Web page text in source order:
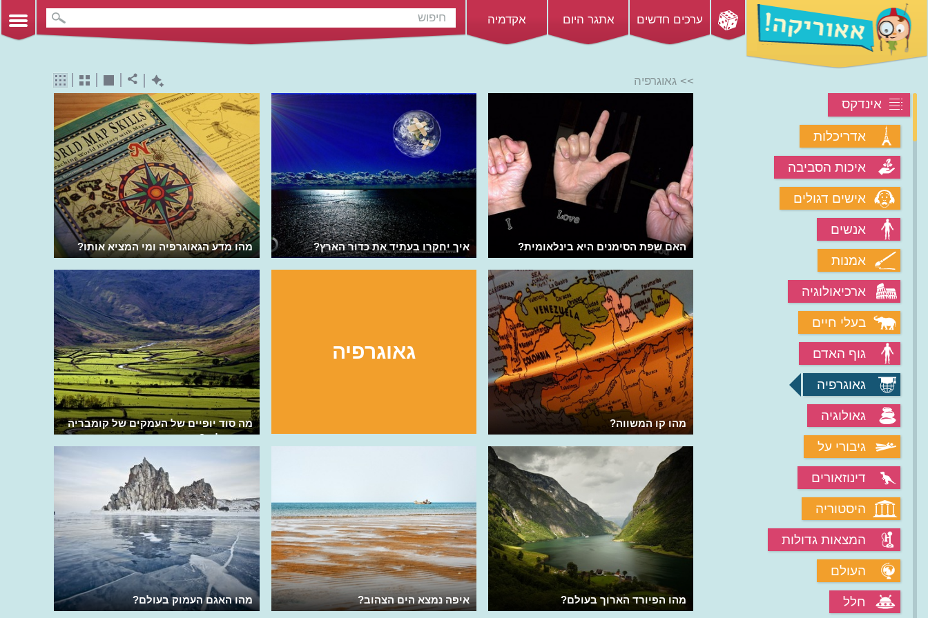
ערכים חדשים אתגר היום אקדמיה
אינדקס
אדריכלות
איכות הסביבה
אישים דגולים
אנשים
אמנות
ארכיאולוגיה
בעלי חיים
גוף האדם
גאוגרפיה
גאולוגיה
גיבורי על
דינוזאורים
היסטוריה
המצאות גדולות
העולם
חלל
>> גאוגרפיה
מהו מדע הגאוגרפיה ומי המציא אותו? איך יחקרו בעתיד את כדור הארץ? האם שפת הסימנים היא בינלאומית?
מה סוד יופיים של העמקים של קומבריה
שבאנגליה?
גאוגרפיה
מהו קו המשווה?
מהו האגם העמוק בעולם? איפה נמצא הים הצהוב? מהו הפיורד הארוך בעולם?
מה זה גבול?
מהי גבעה מגנטית והאם אפשר לגלוש
לפסגת ההר?
מהו הנהר הגדול של דרום ארה"ב?